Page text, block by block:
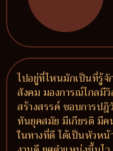
ไปอยู่ที่ไหนมักเป็นที่รู้จั
สังคม มองการณ์ไกลมี
สร้างสรรค์ ชอบการป
ทันยุคสมัย มีเกียรติ มี
ในทางที่ดี ได้เป็นหัวห